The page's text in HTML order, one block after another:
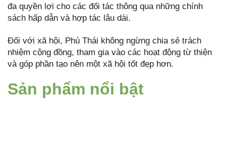
đa quyền lợi cho các đối tác thông qua những chính
sách hấp dẫn và hợp tác lâu dài.
Đối với xã hội, Phú Thái không ngừng chia sẻ trách
nhiệm cộng đồng, tham gia vào các hoạt động từ thiện
và góp phần tạo nên một xã hội tốt đẹp hơn.
Sản phẩm nổi bật